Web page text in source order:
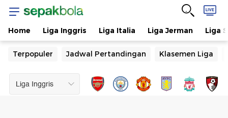
Home Liga Inggris Liga Italia Liga Jerman Liga
Terpopuler Jadwal Pertandingan Klasemen Liga